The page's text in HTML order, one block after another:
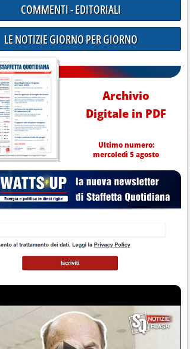
COMMENTI - EDITORIALI
LE NOTIZIE GIORNO PER GIORNO
Archivio
Digitale in PDF
Ultimo numero:
mercoledì 5 agosto